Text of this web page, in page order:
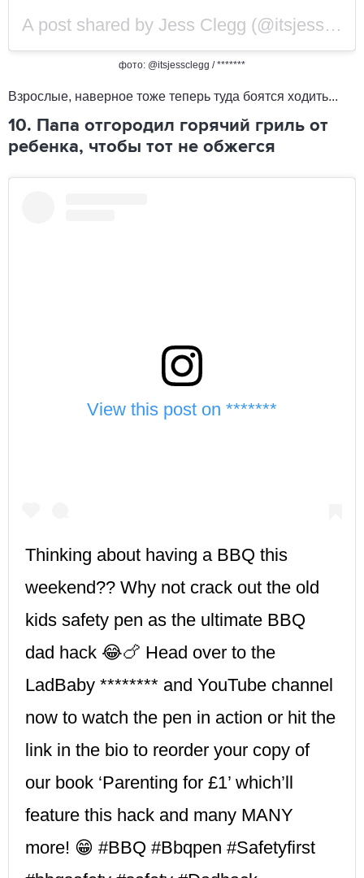
A post shared by Jess Clegg (@itsjessclegg) on
фото: @itsjessclegg / *******
Взрослые, наверное тоже теперь туда боятся ходить...
10. Папа отгородил горячий гриль от
ребенка, чтобы тот не обжегся
View this post on *******
Thinking about having a BBQ this
weekend?? Why not crack out the old
kids safety pen as the ultimate BBQ
dad hack 😂🍗 Head over to the
LadBaby ******** and YouTube channel
now to watch the pen in action or hit the
link in the bio to reorder your copy of
our book ‘Parenting for £1’ which’ll
feature this hack and many MANY
more! 😁 #BBQ #Bbqpen #Safetyfirst